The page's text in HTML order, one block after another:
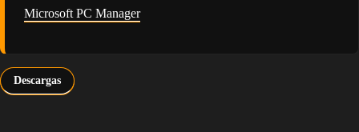
Microsoft PC Manager
Descargas